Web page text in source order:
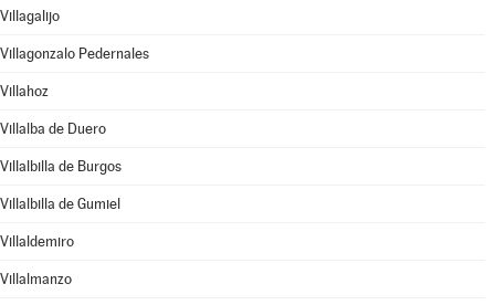
Villagalijo
Villagonzalo Pedernales
Villahoz
Villalba de Duero
Villalbilla de Burgos
Villalbilla de Gumiel
Villaldemiro
Villalmanzo